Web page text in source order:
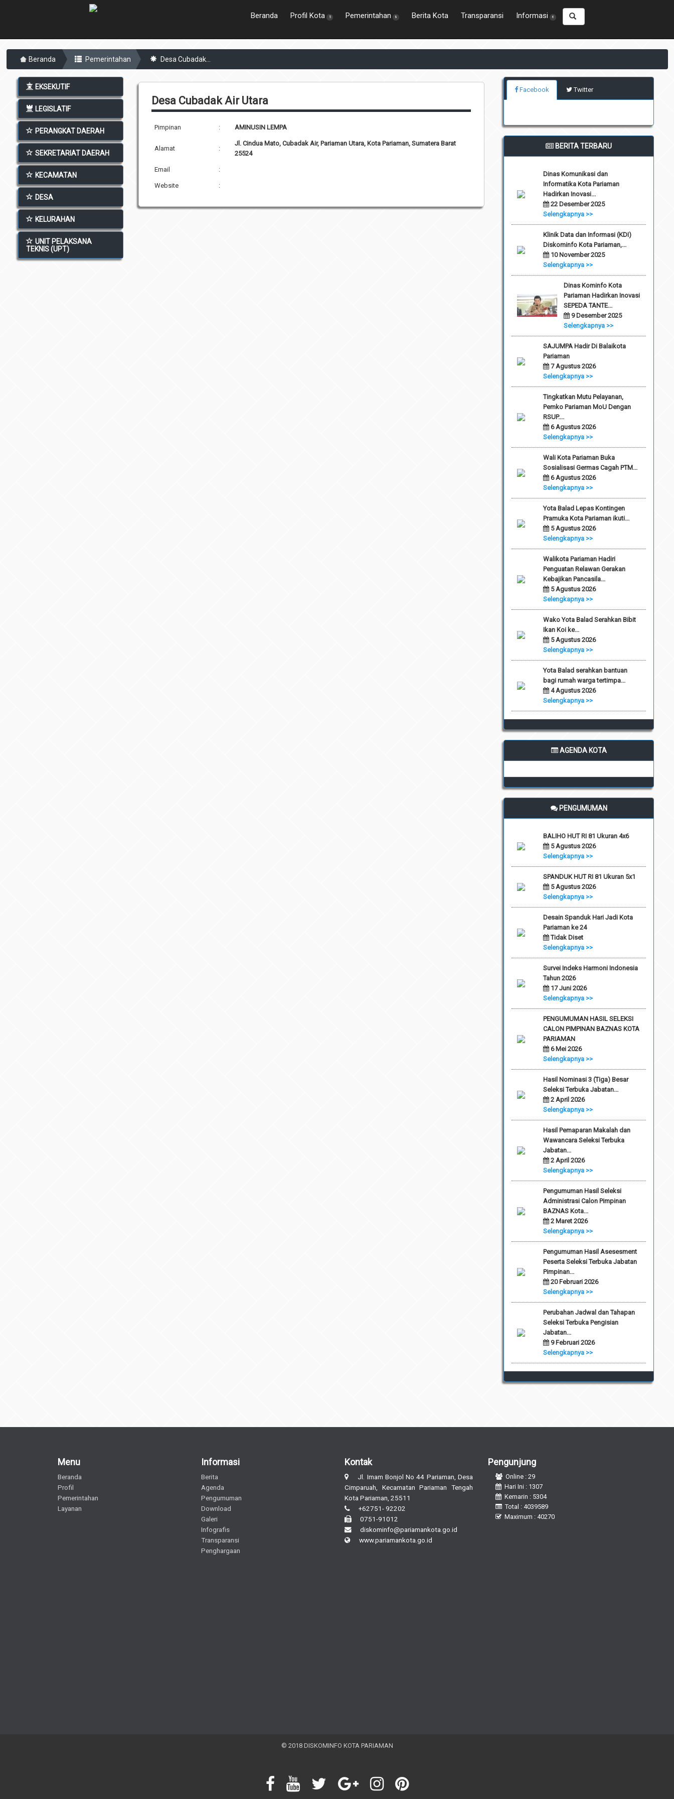
Beranda Profil Kota 5 Pemerintahan 8 Berita Kota Transparansi Informasi 6
Beranda Pemerintahan Desa Cubadak...
EKSEKUTIF
LEGISLATIF
PERANGKAT DAERAH
SEKRETARIAT DAERAH
KECAMATAN
DESA
KELURAHAN
UNIT PELAKSANA
TEKNIS (UPT)
Desa Cubadak Air Utara
Pimpinan : AMINUSIN LEMPA
Alamat :
Jl. Cindua Mato, Cubadak Air, Pariaman Utara, Kota Pariaman, Sumatera Barat
25524
Email :
Website :
Facebook Twitter
BERITA TERBARU
Dinas Komunikasi dan
Informatika Kota Pariaman
Hadirkan Inovasi...
22 Desember 2025
Selengkapnya >>
Klinik Data dan Informasi (KDI)
Diskominfo Kota Pariaman,...
10 November 2025
Selengkapnya >>
Dinas Kominfo Kota
Pariaman Hadirkan Inovasi
SEPEDA TANTE...
9 Desember 2025
Selengkapnya >>
SAJUMPA Hadir Di Balaikota
Pariaman
7 Agustus 2026
Selengkapnya >>
Tingkatkan Mutu Pelayanan,
Pemko Pariaman MoU Dengan
RSUP....
6 Agustus 2026
Selengkapnya >>
Wali Kota Pariaman Buka
Sosialisasi Germas Cagah PTM...
6 Agustus 2026
Selengkapnya >>
Yota Balad Lepas Kontingen
Pramuka Kota Pariaman ikuti...
5 Agustus 2026
Selengkapnya >>
Walikota Pariaman Hadiri
Penguatan Relawan Gerakan
Kebajikan Pancasila...
5 Agustus 2026
Selengkapnya >>
Wako Yota Balad Serahkan Bibit
Ikan Koi ke...
5 Agustus 2026
Selengkapnya >>
Yota Balad serahkan bantuan
bagi rumah warga tertimpa...
4 Agustus 2026
Selengkapnya >>
AGENDA KOTA
PENGUMUMAN
BALIHO HUT RI 81 Ukuran 4x6
5 Agustus 2026
Selengkapnya >>
SPANDUK HUT RI 81 Ukuran 5x1
5 Agustus 2026
Selengkapnya >>
Desain Spanduk Hari Jadi Kota
Pariaman ke 24
Tidak Diset
Selengkapnya >>
Survei Indeks Harmoni Indonesia
Tahun 2026
17 Juni 2026
Selengkapnya >>
PENGUMUMAN HASIL SELEKSI
CALON PIMPINAN BAZNAS KOTA
PARIAMAN
6 Mei 2026
Selengkapnya >>
Hasil Nominasi 3 (Tiga) Besar
Seleksi Terbuka Jabatan...
2 April 2026
Selengkapnya >>
Hasil Pemaparan Makalah dan
Wawancara Seleksi Terbuka
Jabatan...
2 April 2026
Selengkapnya >>
Pengumuman Hasil Seleksi
Administrasi Calon Pimpinan
BAZNAS Kota...
2 Maret 2026
Selengkapnya >>
Pengumuman Hasil Asesesment
Peserta Seleksi Terbuka Jabatan
Pimpinan...
20 Februari 2026
Selengkapnya >>
Perubahan Jadwal dan Tahapan
Seleksi Terbuka Pengisian
Jabatan...
9 Februari 2026
Selengkapnya >>
Menu
Beranda
Profil
Pemerintahan
Layanan
Informasi
Berita
Agenda
Pengumuman
Download
Galeri
Infografis
Transparansi
Penghargaan
Kontak
Jl. Imam Bonjol No 44 Pariaman, Desa
Cimparuah, Kecamatan Pariaman Tengah
Kota Pariaman, 25511
+62751- 92202
0751-91012
diskominfo@pariamankota.go.id
www.pariamankota.go.id
Pengunjung
Online : 29
Hari Ini : 1307
Kemarin : 5304
Total : 4039589
Maximum : 40270
© 2018 DISKOMINFO KOTA PARIAMAN